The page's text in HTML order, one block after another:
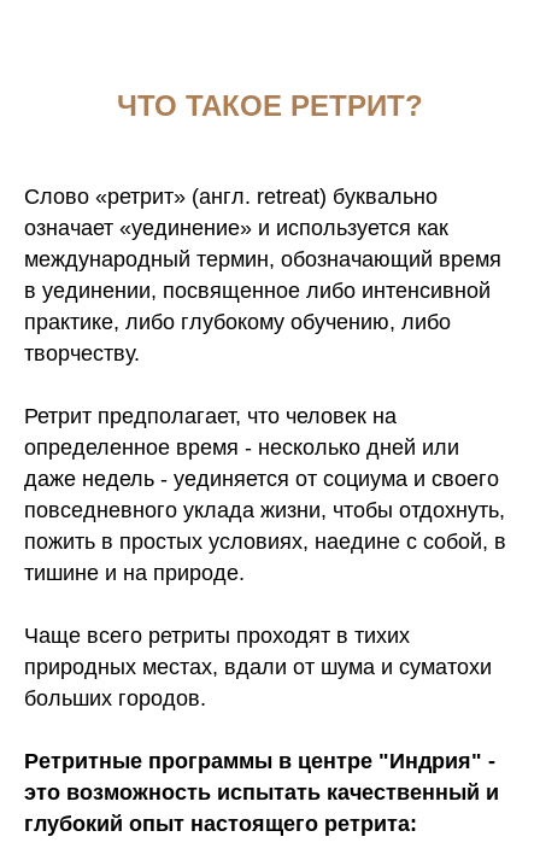
ЧТО ТАКОЕ РЕТРИТ?
Слово «ретрит» (англ. retreat) буквально
означает «уединение» и используется как
международный термин, обозначающий время
в уединении, посвященное либо интенсивной
практике, либо глубокому обучению, либо
творчеству.
Ретрит предполагает, что человек на
определенное время - несколько дней или
даже недель - уединяется от социума и своего
повседневного уклада жизни, чтобы отдохнуть,
пожить в простых условиях, наедине с собой, в
тишине и на природе.
Чаще всего ретриты проходят в тихих
природных местах, вдали от шума и суматохи
больших городов.
Ретритные программы в центре "Индрия" -
это возможность испытать качественный и
глубокий опыт настоящего ретрита: